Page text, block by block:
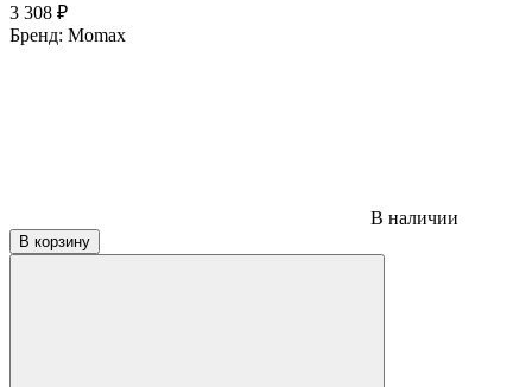
3 308 ₽
Бренд: Momax
В наличии
В корзину